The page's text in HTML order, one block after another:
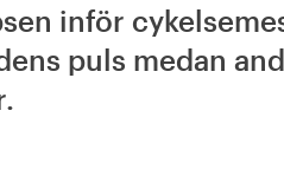
inför
puls medan